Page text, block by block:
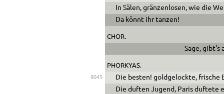
In Sälen, gränzenlosen, wie die
Da könnt ihr tanzen!
CHOR.
Sage, gibt’s
PHORKYAS.
9045
Die besten! goldgelockte, frische
Die duften Jugend, Paris duftete